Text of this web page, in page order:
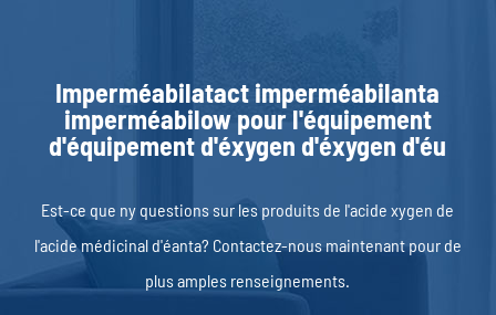
Imperméabilatact imperméabilanta
imperméabilow pour l'équipement
d'équipement d'éxygen d'éxygen d'éu
Est-ce que ny questions sur les produits de l'acide xygen de
l'acide médicinal d'éanta? Contactez-nous maintenant pour de
plus amples renseignements.